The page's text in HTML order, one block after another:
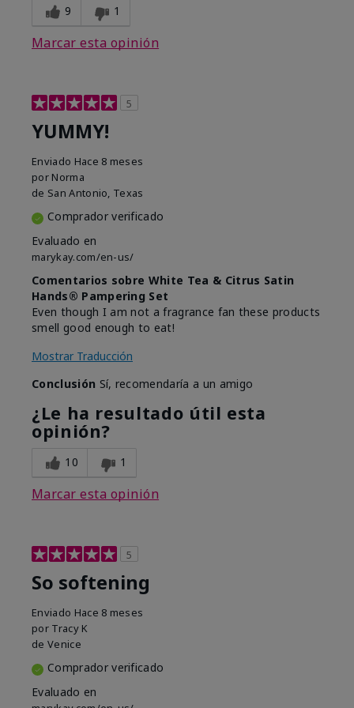
9 1
Marcar esta opinión
5
YUMMY!
Enviado Hace 8 meses
por Norma
de San Antonio, Texas
Comprador verificado
Evaluado en
marykay.com/en-us/
Comentarios sobre White Tea & Citrus Satin
Hands® Pampering Set
Even though I am not a fragrance fan these products
smell good enough to eat!
Mostrar Traducción
Conclusión Sí, recomendaría a un amigo
¿Le ha resultado útil esta
opinión?
10 1
Marcar esta opinión
5
So softening
Enviado Hace 8 meses
por Tracy K
de Venice
Comprador verificado
Evaluado en